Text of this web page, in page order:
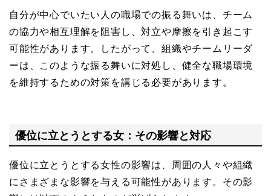
自分が中心でいたい人の職場での振る舞いは、チーム
の協力や相互理解を阻害し、対立や摩擦を引き起こす
可能性があります。したがって、組織やチームリーダ
ーは、このような振る舞いに対処し、健全な職場環境
を維持するための対策を講じる必要があります。
優位に立とうとする女：その影響と対応
優位に立とうとする女性の影響は、周囲の人々や組織
にさまざまな影響を与える可能性があります。その影